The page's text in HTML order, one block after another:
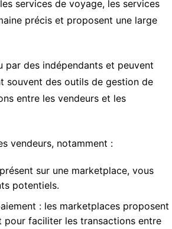
services de voyage, les services
précis et proposent une large
par des indépendants et peuvent
souvent des outils de gestion de
entre les vendeurs et les
vendeurs, notamment :
sur une marketplace, vous
potentiels.
: les marketplaces proposent
faciliter les transactions entre